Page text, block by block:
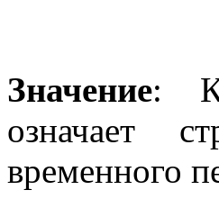
Значение:
означает
временного